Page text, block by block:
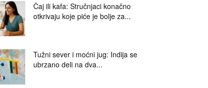
Čaj ili kafa: Stručnjaci konačno
otkrivaju koje piće je bolje za...
Tužni sever i moćni jug: Indija se
ubrzano deli na dva...